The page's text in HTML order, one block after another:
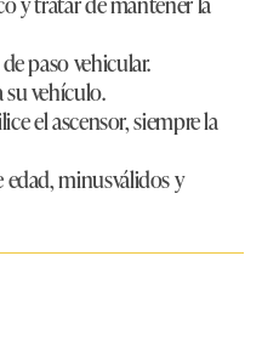
paso vehicular.
su vehículo.
el ascensor, siempre la
edad, minusválidos y